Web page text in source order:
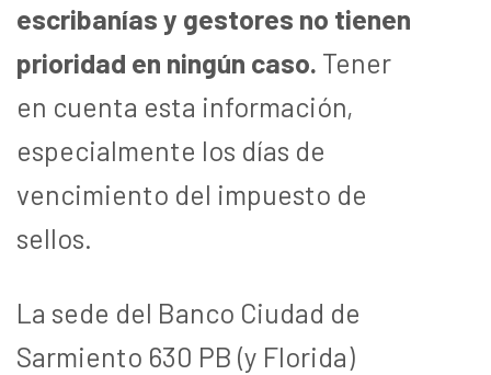
escribanías y gestores no tienen
prioridad en ningún caso. Tener
en cuenta esta información,
especialmente los días de
vencimiento del impuesto de
sellos.
La sede del Banco Ciudad de
Sarmiento 630 PB (y Florida)